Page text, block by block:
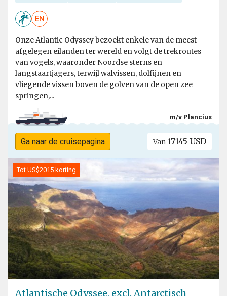
EN
Onze Atlantic Odyssey bezoekt enkele van de meest
afgelegen eilanden ter wereld en volgt de trekroutes
van vogels, waaronder Noordse sterns en
langstaartjagers, terwijl walvissen, dolfijnen en
vliegende vissen boven de golven van de open zee
springen,...
m/v Plancius
Ga naar de cruisepagina Van 17145 USD
Tot US$2015 korting
Atlantische Odyssee, excl. Antarctisch